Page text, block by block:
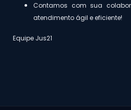
Contamos com sua
atendimento ágil e eficiente!
Equipe Jus21